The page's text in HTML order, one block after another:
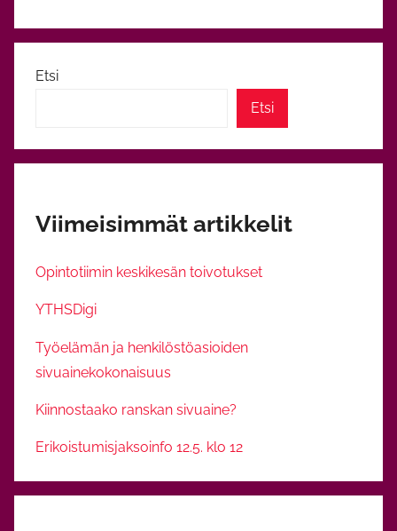
Etsi
Etsi
Viimeisimmät artikkelit
Opintotiimin keskikesän toivotukset
YTHSDigi
Työelämän ja henkilöstöasioiden
sivuainekokonaisuus
Kiinnostaako ranskan sivuaine?
Erikoistumisjaksoinfo 12.5. klo 12